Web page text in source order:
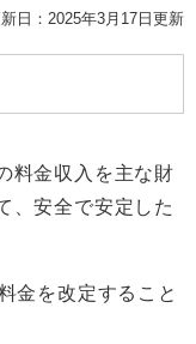
日：2025年3月17日更新
料金収入を主な財
、安全で安定した
金を改定すること